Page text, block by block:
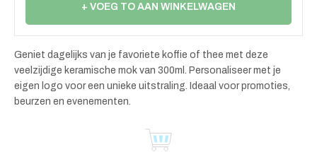
+ VOEG TO AAN WINKELWAGEN
Geniet dagelijks van je favoriete koffie of thee met deze
veelzijdige keramische mok van 300ml. Personaliseer met je
eigen logo voor een unieke uitstraling. Ideaal voor promoties,
beurzen en evenementen.